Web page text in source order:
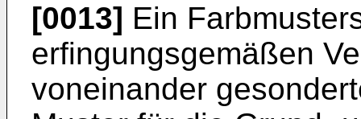
[0013] Ein
erfingungsgemäßen
voneinander